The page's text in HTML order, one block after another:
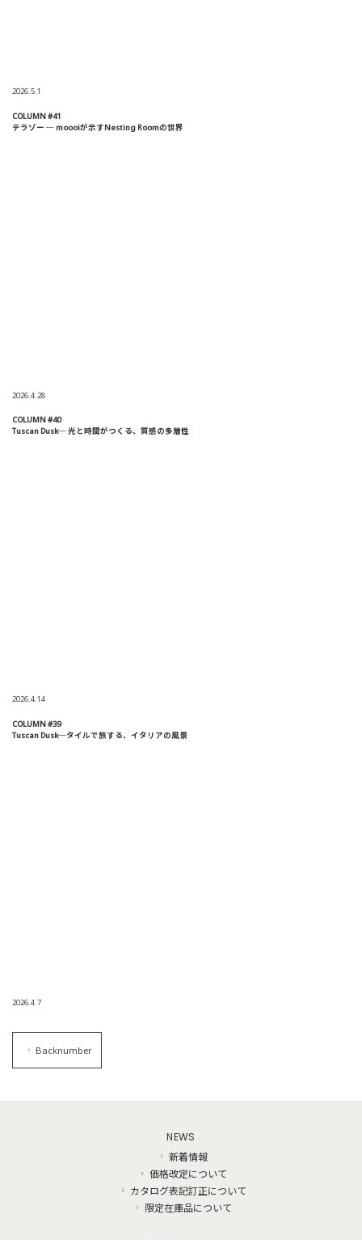
2026.5.1
COLUMN #41
テラゾー ─ moooiが示すNesting Roomの世界
2026.4.28
COLUMN #40
Tuscan Dusk─ 光と時間がつくる、質感の多層性
2026.4.14
COLUMN #39
Tuscan Dusk─タイルで旅する、イタリアの風景
2026.4.7
Backnumber
NEWS
新着情報
価格改定について
カタログ表記訂正について
限定在庫品について